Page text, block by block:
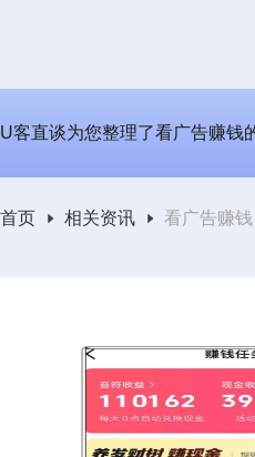
U客直谈为您整理了看广告赚钱
首页 相关资讯 看广告赚钱